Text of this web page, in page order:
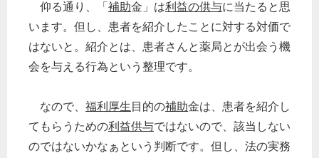
仰る通り、「補助金」は利益の供与に当たると思
います。但し、患者を紹介したことに対する対価で
はないと。紹介とは、患者さんと薬局とが出会う機
会を与える行為という整理です。
なので、 福利厚生目的の補助金は、患者を紹介し
てもらうための利益供与ではないので、該当しない
のではないかなぁという判断です。但し、法の実務